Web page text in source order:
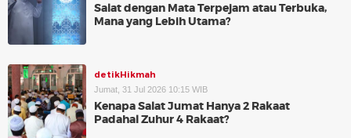
Salat dengan Mata Terpejam atau Terbuka,
Mana yang Lebih Utama?
detikHikmah
Jumat, 31 Jul 2026 10:15 WIB
Kenapa Salat Jumat Hanya 2 Rakaat
Padahal Zuhur 4 Rakaat?